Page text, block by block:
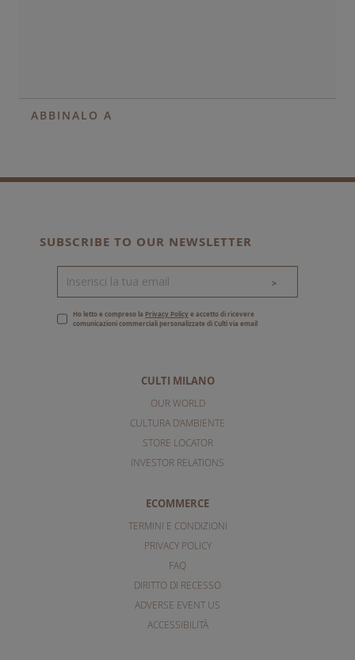
ABBINALO A
CULTI MILANO
OUR WORLD
CULTURA D'AMBIENTE
STORE LOCATOR
INVESTOR RELATIONS
ECOMMERCE
TERMINI E CONDIZIONI
PRIVACY POLICY
FAQ
DIRITTO DI RECESSO
ADVERSE EVENT US
ACCESSIBILITÀ
SUBSCRIBE TO OUR NEWSLETTER
>
Ho letto e compreso la Privacy Policye accetto di ricevere
comunicazioni commerciali personalizzate di Culti via email